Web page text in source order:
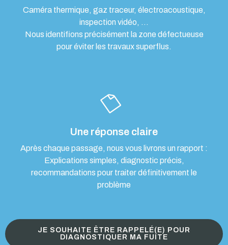
Caméra thermique, gaz traceur, électroacoustique,
inspection vidéo, …
Nous identifions précisément la zone défectueuse
pour éviter les travaux superflus.
Une réponse claire
Après chaque passage, nous vous livrons un rapport :
Explications simples, diagnostic précis,
recommandations pour traiter définitivement le
problème
JE SOUHAITE ÊTRE RAPPELÉ(E) POUR
DIAGNOSTIQUER MA FUITE